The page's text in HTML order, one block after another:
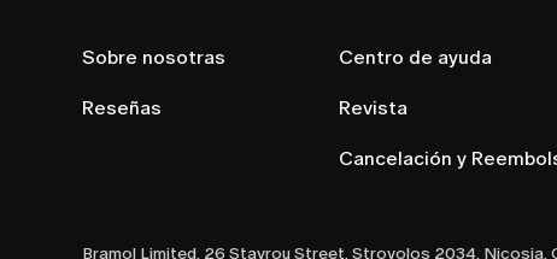
Sobre nosotras
Reseñas
Centro de ayuda
Cancelación y
Revista
Bramol Limited, 26 Stavrou Street, Strovolos 2034, Nicosia,